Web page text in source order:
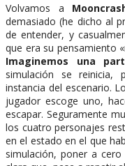
Volvamos a
demasiado (he dicho al
de entender, y
que era su pensamiento
Imaginemos una
simulación se reinicia,
instancia del escenario.
jugador escoge uno,
escapar. Seguramente
los cuatro personajes
en el estado en el que
simulación, poner a